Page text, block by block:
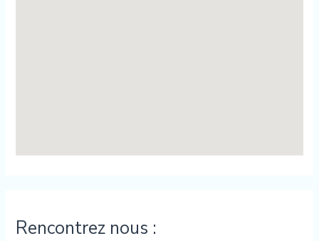
Rencontrez nous :